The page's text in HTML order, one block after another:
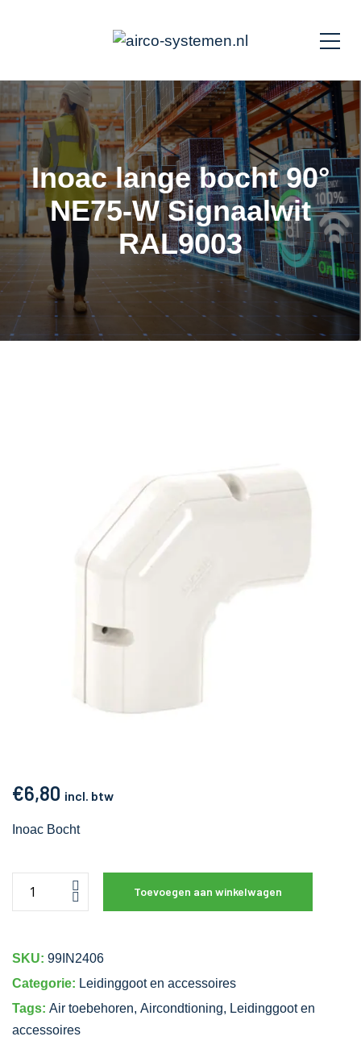
Inoac lange bocht 90°
NE75-W Signaalwit
RAL9003
€6,80 incl. btw
Inoac Bocht
Toevoegen aan winkelwagen
SKU: 99IN2406
Categorie: Leidinggoot en accessoires
Tags: Air toebehoren, Aircondtioning, Leidinggoot en
accessoires